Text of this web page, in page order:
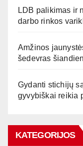
LDB palikimas ir
darbo rinkos
Amžinos
šedevras
Gydanti stichijų
gyvybiškai reikia
KATEGORIJOS